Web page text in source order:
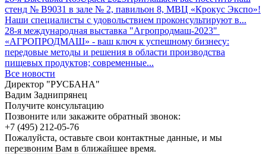
стенд № B9031 в зале № 2, павильон 8, МВЦ «Крокус Экспо»!
Наши специалисты с удовольствием проконсультируют в...
28-я международная выставка "Агропродмаш-2023"
«АГРОПРОДМАШ» - ваш ключ к успешному бизнесу:
передовые методы и решения в области производства
пищевых продуктов; современные...
Все новости
Директор "РУСБАНА"
Вадим Заднипрянец
Получите консультацию
Позвоните или закажите обратный звонок:
+7 (495) 212-05-76
Пожалуйста, оставьте свои контактные данные, и мы
перезвоним Вам в ближайшее время.